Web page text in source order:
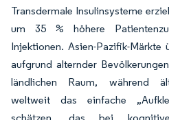
Transdermale Insulinsysteme
um 35 % höhere
Injektionen. Asien-Pazifik-Märkte
aufgrund alternder
ländlichen Raum, während
weltweit das einfache